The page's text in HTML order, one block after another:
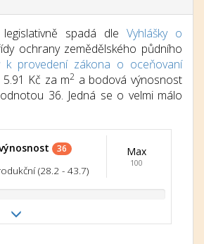
legislativně spadá dleVyhlášky o
ochrany zemědělského půdního
k provedení zákona o oceňovaní
Kč za m2 a bodová výnosnost
36. Jedná se o velmi málo
36
(28.2 - 43.7)
Max
100